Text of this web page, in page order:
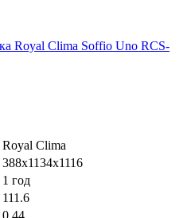
Royal Clima Soffio Uno RCS-
Royal Clima
388х1134х1116
1 год
111.6
0,44